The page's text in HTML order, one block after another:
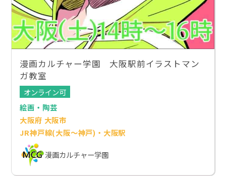
漫画カルチャー学園 大阪駅前イラストマン
ガ教室
オンライン可
絵画・陶芸
大阪府 大阪市
JR神戸線(大阪～神戸)・大阪駅
漫画カルチャー学園